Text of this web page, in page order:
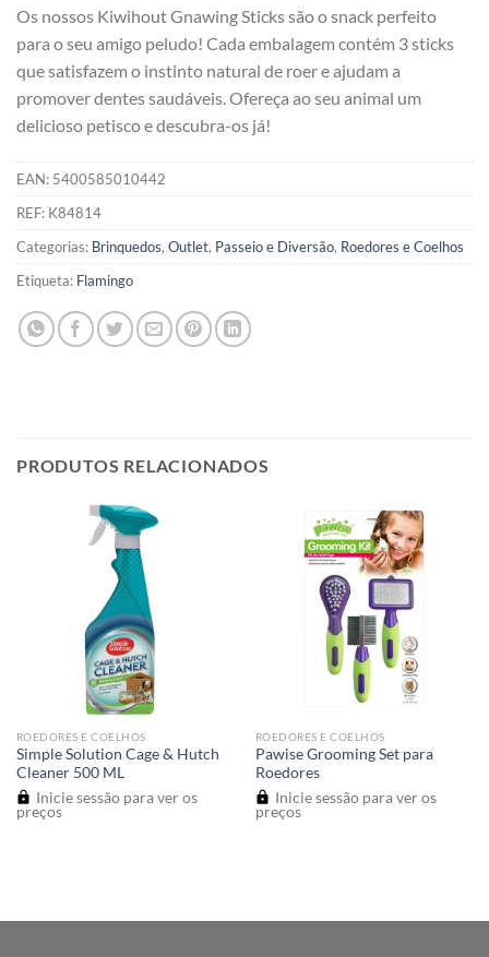
Os nossos Kiwihout Gnawing Sticks são o snack perfeito
para o seu amigo peludo! Cada embalagem contém 3 sticks
que satisfazem o instinto natural de roer e ajudam a
promover dentes saudáveis. Ofereça ao seu animal um
delicioso petisco e descubra-os já!
EAN: 5400585010442
REF: K84814
Categorias: Brinquedos, Outlet, Passeio e Diversão, Roedores e Coelhos
Etiqueta: Flamingo
PRODUTOS RELACIONADOS
ROEDORES E COELHOS
Simple Solution Cage & Hutch
Cleaner 500 ML
Inicie sessão para ver os
preços
ROEDORES E COELHOS
Pawise Grooming Set para
Roedores
Inicie sessão para ver os
preços